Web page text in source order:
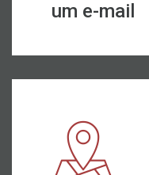
um e-mail